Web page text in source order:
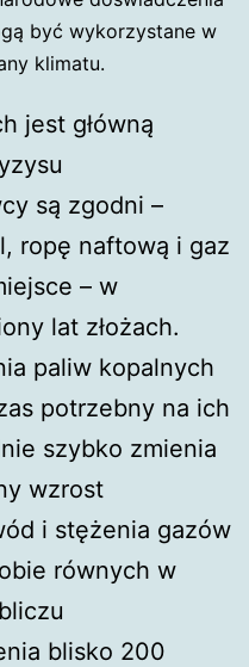
być wykorzystane w
klimatu.
jest główną
są zgodni –
ropę naftową i gaz
– w
lat złożach.
paliw kopalnych
potrzebny na ich
szybko zmienia
wzrost
i stężenia gazów
równych w
blisko 200